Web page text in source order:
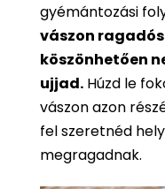
gyémántozási
vászon
köszönhetően
ujjad. Húzd le
vászon azon
fel szeretnéd
megragadnak.